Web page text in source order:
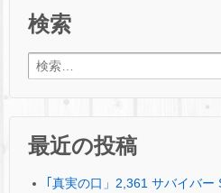
検索
検索:
最近の投稿
｢真実の口」2,361 サバイバ